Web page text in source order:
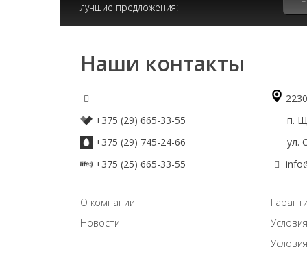
лучшие предложения:
Наши контакты
+375 (29) 665-33-55
+375 (29) 745-24-66
+375 (25) 665-33-55
п.
ул.
О компании
Новости